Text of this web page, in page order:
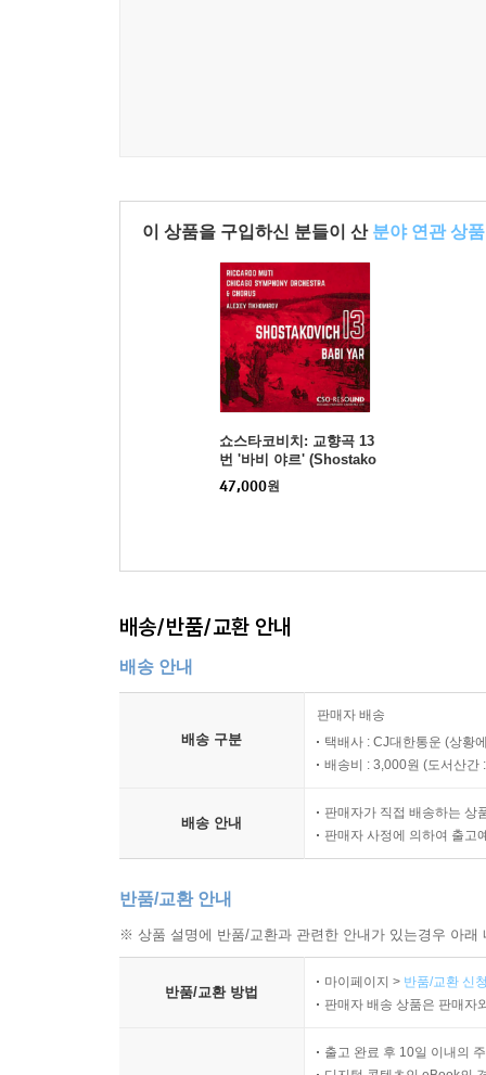
이 상품을 구입하신 분들이 산 분야 연관 상품
쇼스타코비치: 교향곡 13
번 '바비 야르' (Shostako
vich: Symphony No.13
'Babi Yar')(CD) (Digipac
47,000원
배송/반품/교환 안내
배송 안내
배송 구분
판매자 배송
택배사 : CJ대한통운 (상황
배송비 : 3,000원 (도서산간
배송 안내
판매자가 직접 배송하는 상
판매자 사정에 의하여 출고
반품/교환 안내
※ 상품 설명에 반품/교환과 관련한 안내가 있는경우 아
반품/교환 방법
마이페이지 > 반품/교환 신
판매자 배송 상품은 판매자
출고 완료 후 10일 이내의